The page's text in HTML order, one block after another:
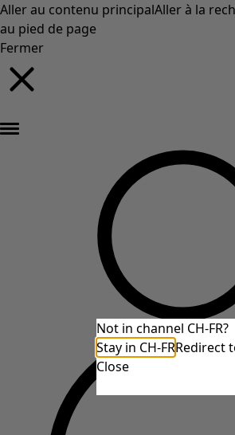
Aller au contenu principalAller à la
au pied de page
Fermer
Not in channel CH-FR?
Stay in CH-FRRedirect
Close